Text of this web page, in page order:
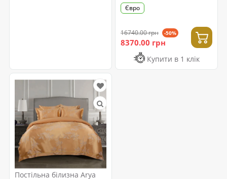
Євро
16740.00 грн -50%
8370.00 грн
Купити в 1 клік
Постільна білизна Arya